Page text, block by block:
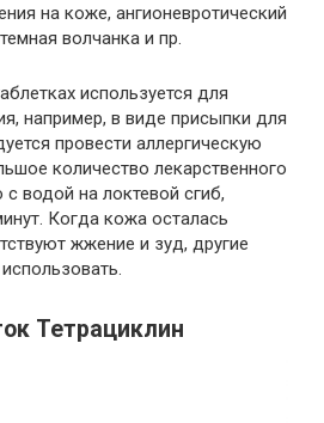
на коже, ангионевротический
волчанка и пр.
используется для
например, в виде присыпки для
провести аллергическую
количество лекарственного
водой на локтевой сгиб,
Когда кожа осталась
жжение и зуд, другие
Тетрациклин